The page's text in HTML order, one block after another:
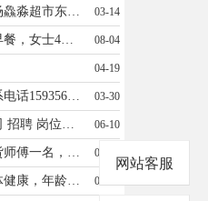
招聘卖鞋导购，地址：将军广场鱻淼超市东边左侧步梯口佰诗奴女鞋店。有意者私聊，13546647975同微信。 03-14
招聘东味斋24小时快餐店，做早餐，女士4个 有经验者优先， 服务员4名，收银员2名，男土厨师两名上夜班，年龄不限工资面议 地址，东河滩十字路口中国石什加油站对面 联系电话13403541962 08-04
04-19
韵达快递招上门取件人员，联系电话15935651739，15935651721，费用直达 03-30
山西军耀红色文化传播有限公司 招聘 岗位：军事教练员若干名 要求：退役军人、警校毕业生，年龄30岁以下 工作地点：麻田八路军总部寨楼沟训练营 联系电话：陈女士-18335488500 06-10
【招聘】百威啤酒汾州酒招送货师傅一名，工资+提成。另有少量百威500ml罐特价处理，原价100一件，现买一送一，数量有限。联系电话13313542685 03-20
找一位有耐心，责任心强，身体健康，年龄在40-55岁的阿姨帮忙照看1岁6个月的宝宝，需要住家，有经验者优先，工资面议，地址：东长义小区，有意者联系18335401541 04-25
网站客服